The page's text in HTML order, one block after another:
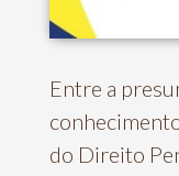
Entre a
do Direito